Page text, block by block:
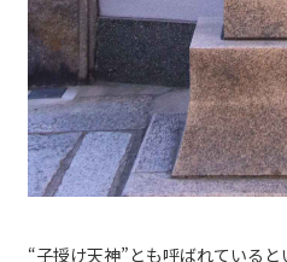
“子授け天神”とも呼ばれていると